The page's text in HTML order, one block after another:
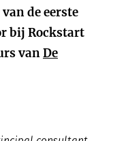
de eerste
bij Rockstart
vanDe